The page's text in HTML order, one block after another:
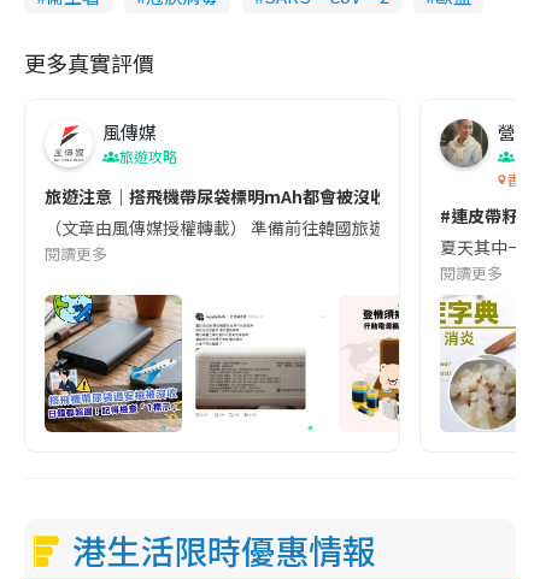
更多真實評價
風傳媒
旅遊攻略
旅遊注意｜搭飛機帶尿袋標明mAh都會被沒收😱出發前切記檢查
（文章由風傳媒授權轉載） 準備前往韓國旅遊的民眾，近期要
閱讀更多
營養
香港
#連皮帶籽
夏天其中一
閱讀更多
港生活限時優惠情報